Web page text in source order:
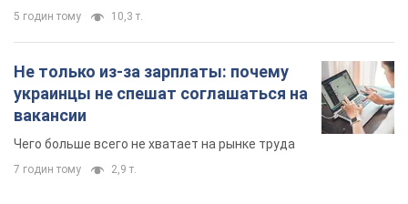
5 годин тому 10,3 т.
Не только из-за зарплаты: почему
украинцы не спешат соглашаться на
вакансии
Чего больше всего не хватает на рынке труда
7 годин тому 2,9 т.